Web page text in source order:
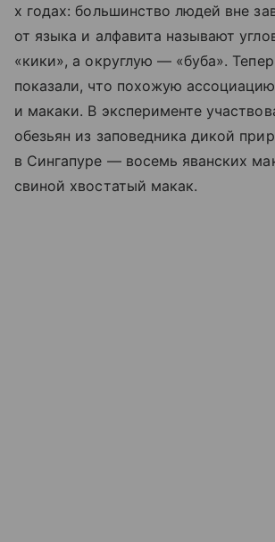
х годах: большинство людей вне
от языка и алфавита называют
«кики», а округлую — «буба».
показали, что похожую
и макаки. В эксперименте
обезьян из заповедника дикой
в Сингапуре — восемь яванских
свиной хвостатый макак.